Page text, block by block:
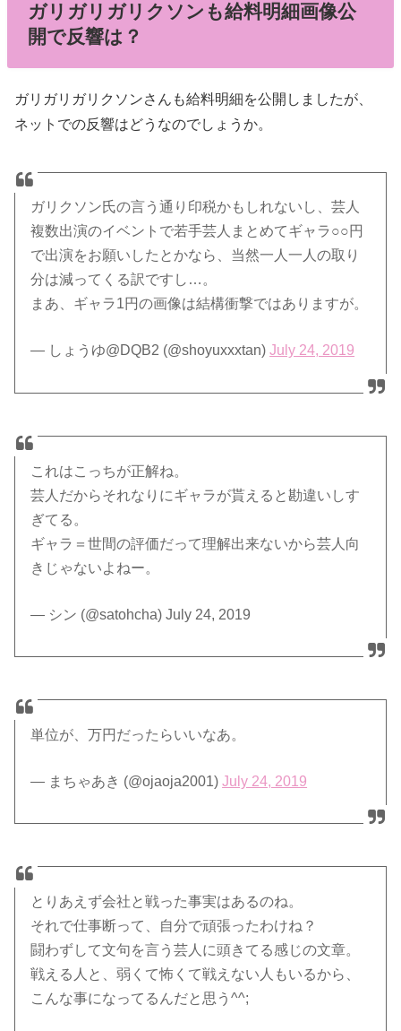
ガリガリガリクソンも給料明細画像公
開で反響は？
ガリガリガリクソンさんも給料明細を公開しましたが、
ネットでの反響はどうなのでしょうか。
ガリクソン氏の言う通り印税かもしれないし、芸人
複数出演のイベントで若手芸人まとめてギャラ○○円
で出演をお願いしたとかなら、当然一人一人の取り
分は減ってくる訳ですし…。
まあ、ギャラ1円の画像は結構衝撃ではありますが。
— しょうゆ@DQB2 (@shoyuxxxtan)July 24, 2019
これはこっちが正解ね。
芸人だからそれなりにギャラが貰えると勘違いしす
ぎてる。
ギャラ＝世間の評価だって理解出来ないから芸人向
きじゃないよねー。
— シン (@satohcha) July 24, 2019
単位が、万円だったらいいなあ。
— まちゃあき (@ojaoja2001)July 24, 2019
とりあえず会社と戦った事実はあるのね。
それで仕事断って、自分で頑張ったわけね？
闘わずして文句を言う芸人に頭きてる感じの文章。
戦える人と、弱くて怖くて戦えない人もいるから、
こんな事になってるんだと思う^^;